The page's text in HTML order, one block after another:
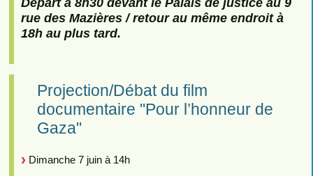
rue des Mazières / retour au même endroit à
18h au plus tard.
Projection/Débat du film
documentaire "Pour l’honneur de
Gaza"
Dimanche 7 juin à 14h